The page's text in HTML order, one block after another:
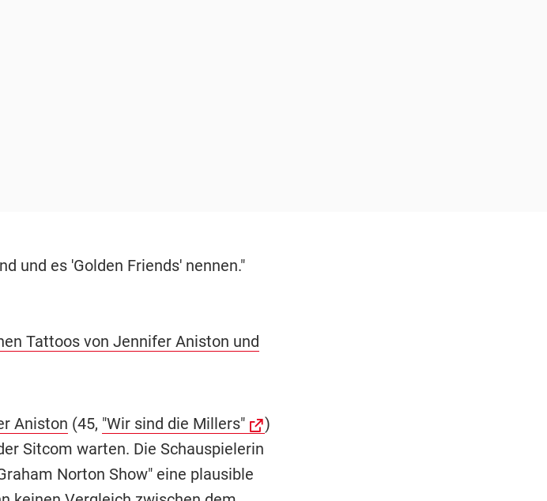
und es 'Golden Friends' nennen."
Tattoos von Jennifer Aniston und
Aniston (45, "Wir sind die Millers"
)
Sitcom warten. Die Schauspielerin
Norton Show" eine plausible